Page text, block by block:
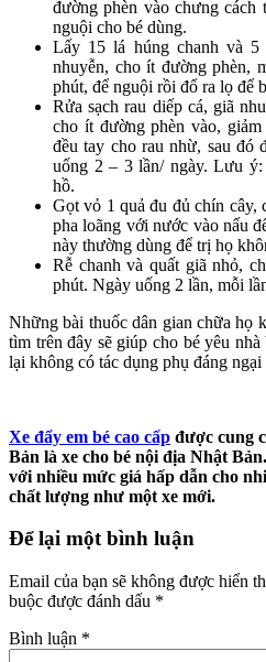
đường phèn vào chưng
nguội cho bé dùng.
Lấy 15 lá húng chanh và 5
nhuyễn, cho ít đường phèn,
phút, để nguội rồi đổ ra lọ để
Rửa sạch rau diếp cá, giã
cho ít đường phèn vào,
đều tay cho rau nhừ, sau đó
uống 2 – 3 lần/ ngày. Lưu
hồ.
Gọt vỏ 1 quả đu đủ chín cây,
pha loãng với nước vào nấu
này thường dùng để trị họ
Rễ chanh và quất giã nhỏ,
phút. Ngày uống 2 lần, mỗi
Những bài thuốc dân gian chữa họ
tìm trên đây sẽ giúp cho bé yêu
lại không có tác dụng phụ đáng
Xe đẩy em bé cao cấp được cung
Bản là xe cho bé nội địa Nhật
với nhiều mức giá hấp dẫn cho
chất lượng như một xe mới.
Để lại một bình luận
Email của bạn sẽ không được hiển
buộc được đánh dấu *
Bình luận *